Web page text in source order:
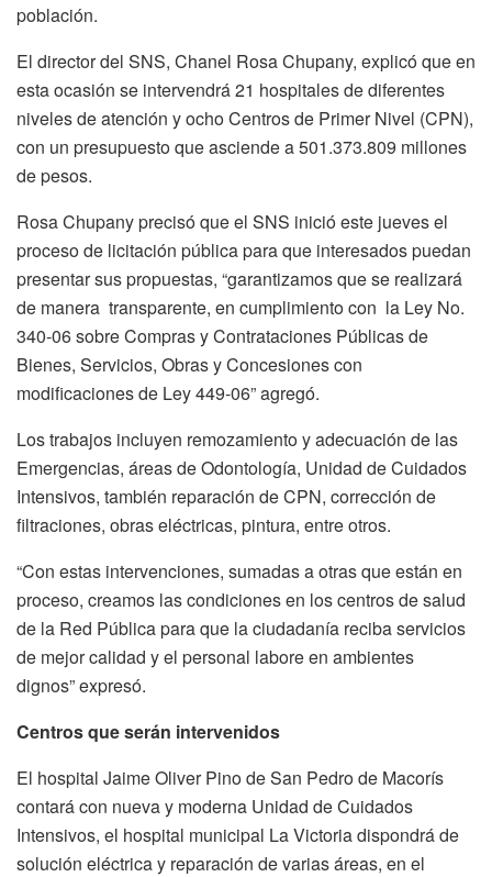
población.
El director del SNS, Chanel Rosa Chupany, explicó que en
esta ocasión se intervendrá 21 hospitales de diferentes
niveles de atención y ocho Centros de Primer Nivel (CPN),
con un presupuesto que asciende a 501.373.809 millones
de pesos.
Rosa Chupany precisó que el SNS inició este jueves el
proceso de licitación pública para que interesados puedan
presentar sus propuestas, “garantizamos que se realizará
de manera transparente, en cumplimiento con la Ley No.
340-06 sobre Compras y Contrataciones Públicas de
Bienes, Servicios, Obras y Concesiones con
modificaciones de Ley 449-06” agregó.
Los trabajos incluyen remozamiento y adecuación de las
Emergencias, áreas de Odontología, Unidad de Cuidados
Intensivos, también reparación de CPN, corrección de
filtraciones, obras eléctricas, pintura, entre otros.
“Con estas intervenciones, sumadas a otras que están en
proceso, creamos las condiciones en los centros de salud
de la Red Pública para que la ciudadanía reciba servicios
de mejor calidad y el personal labore en ambientes
dignos” expresó.
Centros que serán intervenidos
El hospital Jaime Oliver Pino de San Pedro de Macorís
contará con nueva y moderna Unidad de Cuidados
Intensivos, el hospital municipal La Victoria dispondrá de
solución eléctrica y reparación de varias áreas, en el